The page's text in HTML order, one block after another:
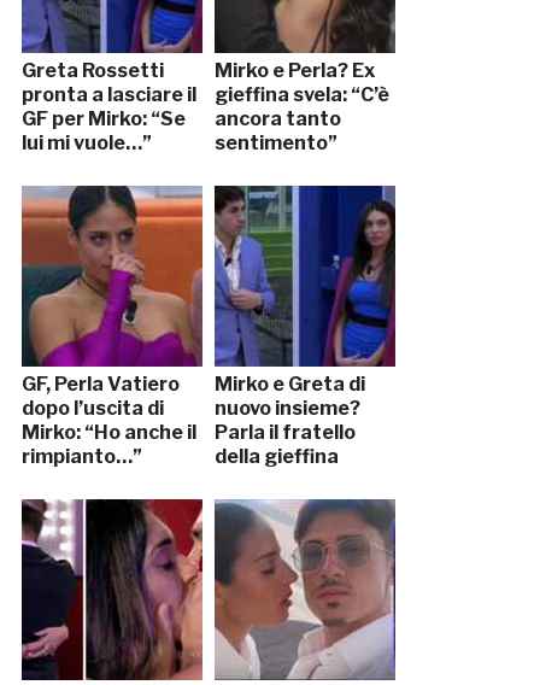
Greta Rossetti
pronta a lasciare il
GF per Mirko: “Se
lui mi vuole…”
Mirko e Perla? Ex
gieffina svela: “C’è
ancora tanto
sentimento”
GF, Perla Vatiero
dopo l’uscita di
Mirko: “Ho anche il
rimpianto…”
Mirko e Greta di
nuovo insieme?
Parla il fratello
della gieffina